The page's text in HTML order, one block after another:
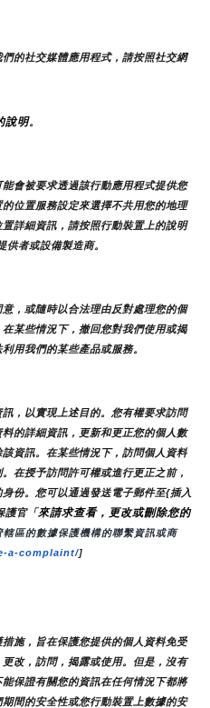
的社交媒體應用程式，請按照社交網
說明。
會被要求透過該行動應用程式提供您
位置服務設定來選擇不共用您的地理
詳細資訊，請按照行動裝置上的說明
供者或設備製造商。
，或隨時以合法理由反對處理您的個
某些情況下，撤回您對我們使用或揭
用我們的某些產品或服務。
，以實現上述目的。您有權要求訪問
的詳細資訊，更新和更正您的個人數
資訊。在某些情況下，訪問個人資料
在授予訪問許可權或進行更正之前，
份。您可以通過發送電子郵件至{插入
護官「來請求查看，更改或刪除您的
區的數據保護機構的聯繫資訊或商
a-complaint/]
施，旨在保護您提供的個人資料免受
改，訪問，揭露或使用。但是，沒有
保證有關您的資訊在任何情況下都將
間的安全性或您行動裝置上數據的安